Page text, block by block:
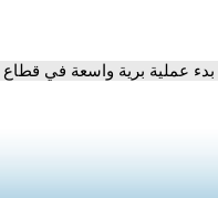
عملية برية واسعة في قطاع